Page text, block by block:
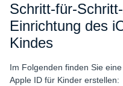
Schritt-für-
Einrichtung des
Kindes
Im Folgenden finden Sie
Apple ID für Kinder erstellen: